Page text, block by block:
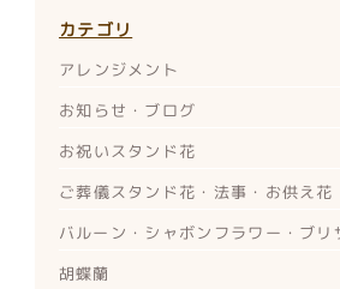
カテゴリ
アレンジメント
お知らせ・ブログ
お祝いスタンド花
ご葬儀スタンド花・法事・お供え花
バルーン・シャボンフラワー・ブリ
胡蝶蘭